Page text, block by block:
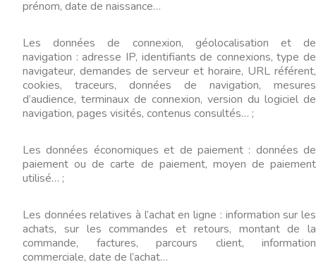
prénom, date de naissance…
Les données de connexion, géolocalisation et de
navigation : adresse IP, identifiants de connexions, type de
navigateur, demandes de serveur et horaire, URL référent,
cookies, traceurs, données de navigation, mesures
d’audience, terminaux de connexion, version du logiciel de
navigation, pages visités, contenus consultés… ;
Les données économiques et de paiement : données de
paiement ou de carte de paiement, moyen de paiement
utilisé… ;
Les données relatives à l’achat en ligne : information sur les
achats, sur les commandes et retours, montant de la
commande, factures, parcours client, information
commerciale, date de l’achat…